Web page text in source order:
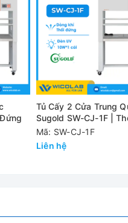
Tủ Cấy 2 Cửa Trung
Sugold SW-CJ-1F |
Mã: SW-CJ-1F
Liên hệ